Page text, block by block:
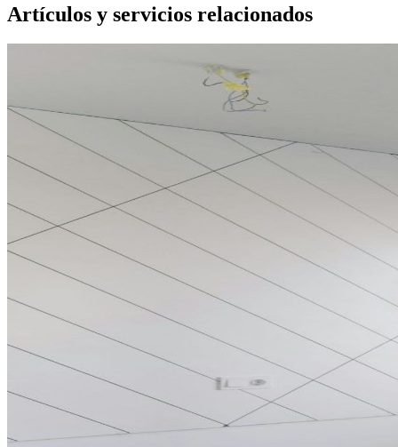
Artículos y servicios relacionados